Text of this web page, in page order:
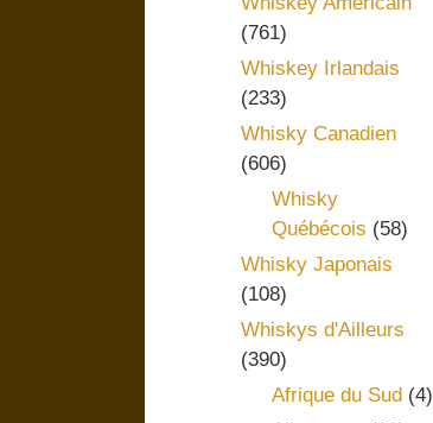
(761)
Whiskey Irlandais
(233)
Whisky Canadien
(606)
Whisky
Québécois (58)
Whisky Japonais
(108)
Whiskys d'Ailleurs
(390)
Afrique du Sud(4)